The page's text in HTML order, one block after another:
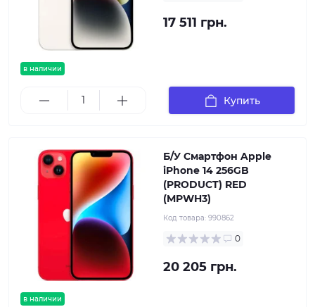
в наличии
17 511 грн.
Купить
в наличии
Б/У Смартфон Apple
iPhone 14 256GB
(PRODUCT) RED
(MPWH3)
Код товара: 990862
0
20 205 грн.